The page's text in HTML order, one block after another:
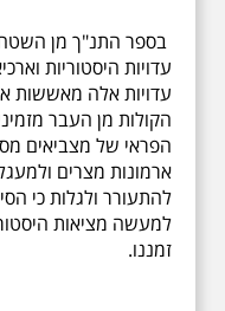
בספר התנ"ך מן
עדויות היסטוריות
עדויות אלה מאששות
הקולות מן העבר
הפראי של מצביאים
ארמונות מצרים
להתעורר ולגלות כי
למעשה מציאות
זמננו.